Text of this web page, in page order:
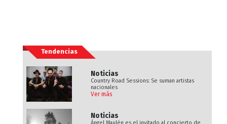
Tendencias
Noticias
Country Road Sessions: Se suman artistas
nacionales
Ver más
Noticias